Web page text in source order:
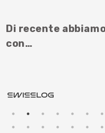
Di recente
con…